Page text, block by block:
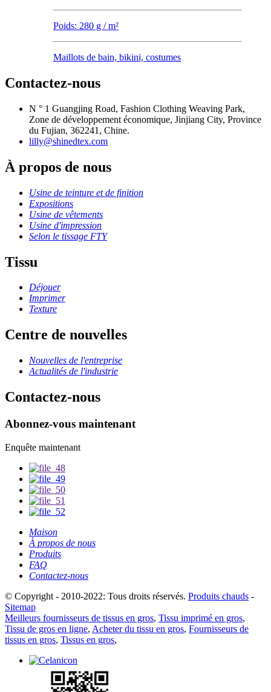
Poids: 280 g / m²
Maillots de bain, bikini, costumes
Contactez-nous
N ° 1 Guangjing Road, Fashion Clothing Weaving Park,
Zone de développement économique, Jinjiang City, Province
du Fujian, 362241, Chine.
lilly@shinedtex.com
À propos de nous
Usine de teinture et de finition
Expositions
Usine de vêtements
Usine d'impression
Selon le tissage FTY
Tissu
Déjouer
Imprimer
Texture
Centre de nouvelles
Nouvelles de l'entreprise
Actualités de l'industrie
Contactez-nous
Abonnez-vous maintenant
Enquête maintenant
Maison
À propos de nous
Produits
FAQ
Contactez-nous
© Copyright - 2010-2022: Tous droits réservés. Produits chauds -
Sitemap
Meilleurs fournisseurs de tissus en gros, Tissu imprimé en gros,
Tissu de gros en ligne, Acheter du tissu en gros, Fournisseurs de
tissus en gros, Tissus en gros,